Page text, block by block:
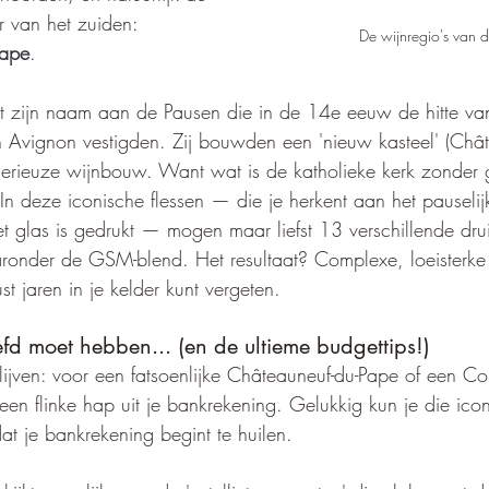
De wijnregio's van
van het zuiden:
.
zijn naam aan de Pausen die in de 14e eeuw de hitte
Avignon vestigden. Zij bouwden een 'nieuw kasteel'
wijnbouw. Want wat is de katholieke kerk
deze iconische flessen — die je herkent aan het
glas is gedrukt — mogen maar liefst 13 verschillende
de GSM-blend. Het resultaat? Complexe,
jaren in je kelder kunt vergeten.
moet hebben... (en de ultieme budgettips!)
voor een fatsoenlijke Châteauneuf-du-Pape of een
flinke hap uit je bankrekening. Gelukkig kun je die
je bankrekening begint te huilen.